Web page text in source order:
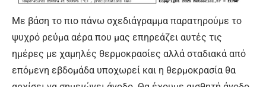
Με βάση το πιο πάνω σχεδιάγραμμα παρατηρούμε το
ψυχρό ρεύμα αέρα που μας επηρεάζει αυτές τις
ημέρες με χαμηλές θερμοκρασίες αλλά σταδιακά από
επόμενη εβδομάδα υποχωρεί και η θερμοκρασία θα